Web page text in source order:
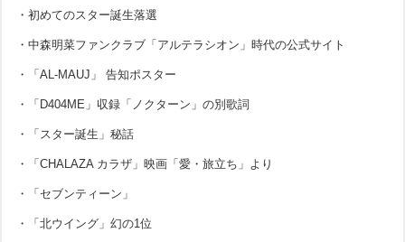
・初めてのスター誕生落選
・中森明菜ファンクラブ「アルテラシオン」時代の公式サイト
・「AL-MAUJ」 告知ポスター
・「D404ME」収録「ノクターン」の別歌詞
・「スター誕生」秘話
・「CHALAZA カラザ」映画「愛・旅立ち」より
・「セブンティーン」
・「北ウイング」幻の1位